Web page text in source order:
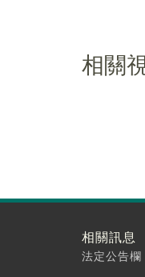
相關
相關訊息
法定公告欄